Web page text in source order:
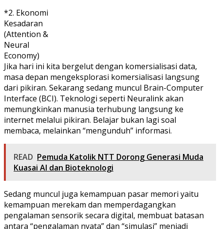
*2. Ekonomi
Kesadaran
(Attention &
Neural
Economy)
Jika hari ini kita bergelut dengan komersialisasi data,
masa depan mengeksplorasi komersialisasi langsung
dari pikiran. Sekarang sedang muncul Brain-Computer
Interface (BCI). Teknologi seperti Neuralink akan
memungkinkan manusia terhubung langsung ke
internet melalui pikiran. Belajar bukan lagi soal
membaca, melainkan “mengunduh” informasi.
READ Pemuda Katolik NTT Dorong Generasi Muda
Kuasai AI dan Bioteknologi
Sedang muncul juga kemampuan pasar memori yaitu
kemampuan merekam dan memperdagangkan
pengalaman sensorik secara digital, membuat batasan
antara “pengalaman nyata” dan “simulasi” menjadi